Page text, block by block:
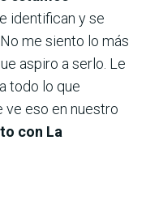
identifican y se
me siento lo más
aspiro a serlo. Le
todo lo que
ve eso en nuestro
con La